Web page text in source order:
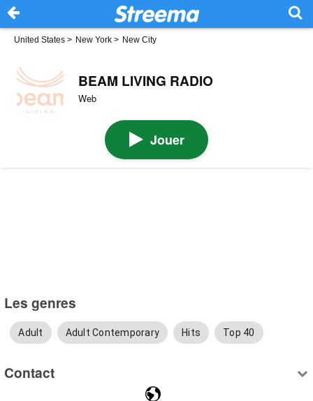
United States > New York > New City
BEAM LIVING RADIO
Web
Jouer
Les genres
Adult Adult Contemporary Hits Top 40
Contact